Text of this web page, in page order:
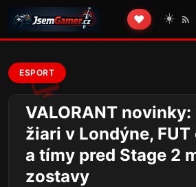
❤️ ☀️
ESPORT
VALORANT novinky:
žiari v Londýne,
a tímy pred Stage 2
zostavy